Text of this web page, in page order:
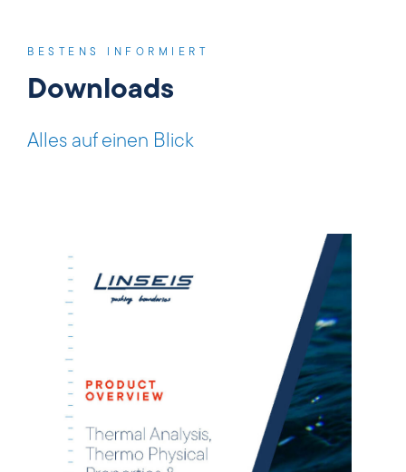
BESTENS INFORMIERT
Downloads